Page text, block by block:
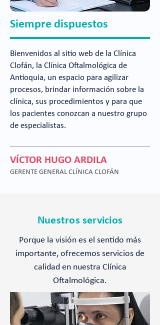
Siempre dispuestos
Bienvenidos al sitio web de la Clínica
Clofán, la Clínica Oftalmológica de
Antioquia, un espacio para agilizar
procesos, brindar información sobre la
clínica, sus procedimientos y para que
los pacientes conozcan a nuestro grupo
de especialistas.
VÍCTOR HUGO ARDILA
GERENTE GENERAL CLÍNICA CLOFÁN
Nuestros servicios
Porque la visión es el sentido más
importante, ofrecemos servicios de
calidad en nuestra Clínica
Oftalmológica.